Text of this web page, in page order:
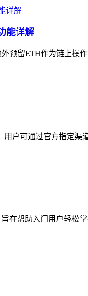
能详解
预留ETH作为链上
户可通过官方指定
在帮助入门用户轻松